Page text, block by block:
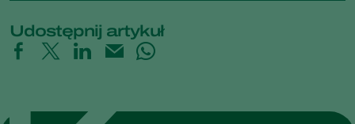
Udostępnij artykuł